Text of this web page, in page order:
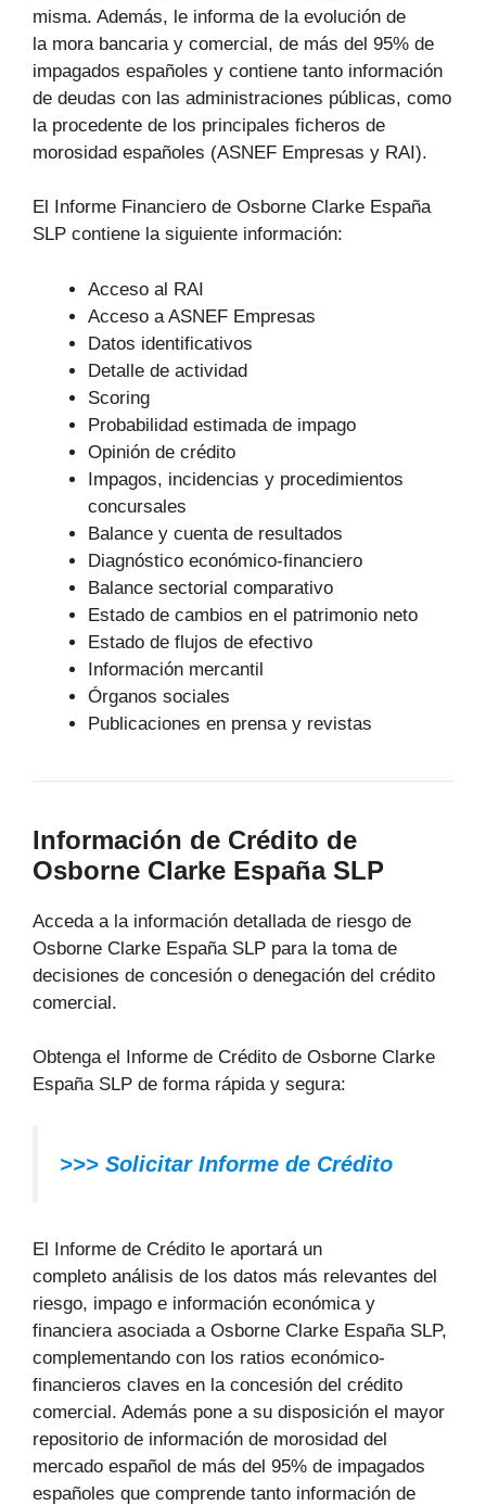
misma. Además, le informa de la evolución de
la mora bancaria y comercial, de más del 95% de
impagados españoles y contiene tanto información
de deudas con las administraciones públicas, como
la procedente de los principales ficheros de
morosidad españoles (ASNEF Empresas y RAI).
El Informe Financiero de Osborne Clarke España
SLP contiene la siguiente información:
Acceso al RAI
Acceso a ASNEF Empresas
Datos identificativos
Detalle de actividad
Scoring
Probabilidad estimada de impago
Opinión de crédito
Impagos, incidencias y procedimientos
concursales
Balance y cuenta de resultados
Diagnóstico económico-financiero
Balance sectorial comparativo
Estado de cambios en el patrimonio neto
Estado de flujos de efectivo
Información mercantil
Órganos sociales
Publicaciones en prensa y revistas
Información de Crédito de
Osborne Clarke España SLP
Acceda a la información detallada de riesgo de
Osborne Clarke España SLP para la toma de
decisiones de concesión o denegación del crédito
comercial.
Obtenga el Informe de Crédito de Osborne Clarke
España SLP de forma rápida y segura:
>>> Solicitar Informe de Crédito
El Informe de Crédito le aportará un
completo análisis de los datos más relevantes del
riesgo, impago e información económica y
financiera asociada a Osborne Clarke España SLP,
complementando con los ratios económico-
financieros claves en la concesión del crédito
comercial. Además pone a su disposición el mayor
repositorio de información de morosidad del
mercado español de más del 95% de impagados
españoles que comprende tanto información de